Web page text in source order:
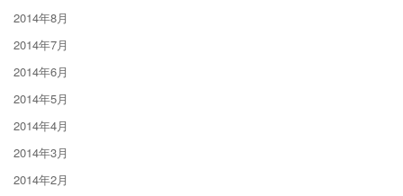
2014年8月
2014年7月
2014年6月
2014年5月
2014年4月
2014年3月
2014年2月